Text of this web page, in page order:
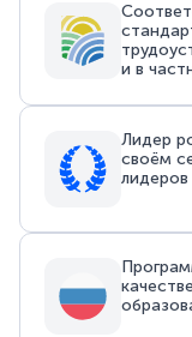
и в
Лидер
своём